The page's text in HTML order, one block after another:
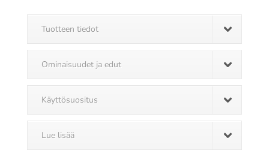
Tuotteen tiedot
Ominaisuudet ja edut
Käyttösuositus
Lue lisää